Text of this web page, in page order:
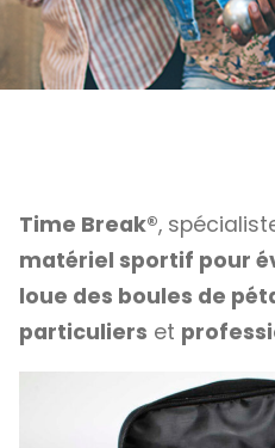
Time Break®,
matériel sportif pour
loue des boules de
particuliers et